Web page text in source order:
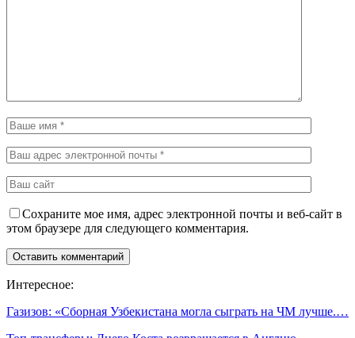
Сохраните мое имя, адрес электронной почты и веб-сайт в
этом браузере для следующего комментария.
Интересное:
Газизов: «Сборная Узбекистана могла сыграть на ЧМ лучше.…